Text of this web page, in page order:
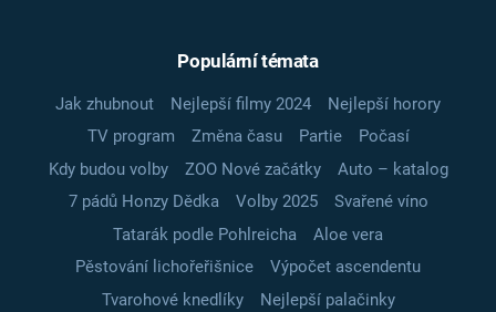
Populární témata
Jak zhubnout Nejlepší filmy 2024
Nejlepší horory
TV program
Změna času Partie
Počasí
Kdy budou volby
ZOO Nové začátky
Auto – katalog
7 pádů Honzy Dědka
Volby 2025
Svařené víno
Tatarák podle Pohlreicha
Aloe vera
Pěstování lichořeřišnice
Výpočet ascendentu
Tvarohové knedlíky
Nejlepší palačinky